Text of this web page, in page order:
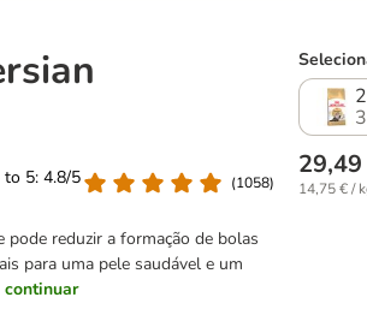
to 5: 4.8/5
(1058)
pode reduzir a formação de bolas
para uma pele saudável e um
continuar
14,75 € /